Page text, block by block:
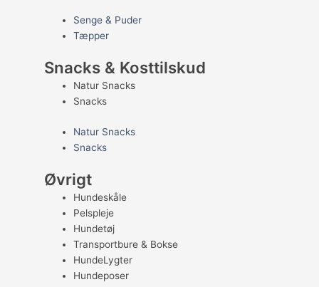
Senge & Puder
Tæpper
Snacks & Kosttilskud
Natur Snacks
Snacks
Natur Snacks
Snacks
Øvrigt
Hundeskåle
Pelspleje
Hundetøj
Transportbure & Bokse
HundeLygter
Hundeposer